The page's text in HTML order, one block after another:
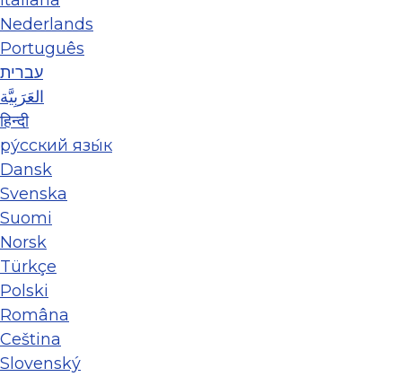
Nederlands
Português
עברית
العَرَبِيَّة
हिन्दी
ру́сский язы́к
Dansk
Svenska
Suomi
Norsk
Türkçe
Polski
Româna
Ceština
Slovenský